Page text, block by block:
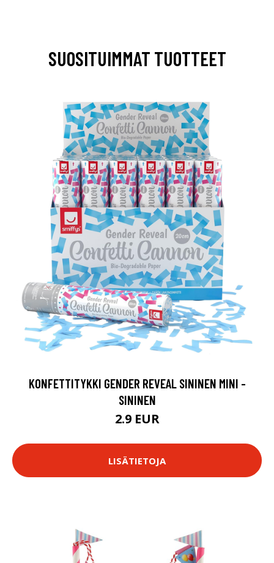
SUOSITUIMMAT TUOTTEET
KONFETTITYKKI GENDER REVEAL SININEN MINI -
SININEN
2.9 EUR
LISÄTIETOJA